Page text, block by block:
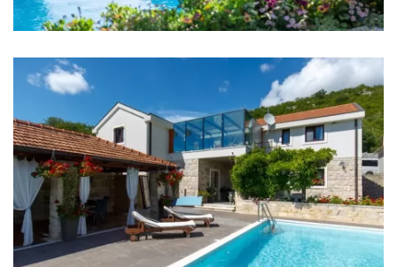
Badezimmer
Badezimmer 1: En suite, Waschbecken, Toilette,
Dusche
Badezimmer 2: En suite, Waschbecken, Toilette,
Dusche